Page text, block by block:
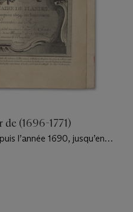
(1696-1771)
l’année 1690, jusqu’en
des armées du
ces cinq Campagnes. Paris :